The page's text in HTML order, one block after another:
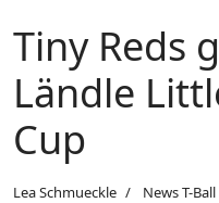
Tiny Reds
Ländle
Cup
Lea Schmueckle News T-Ball